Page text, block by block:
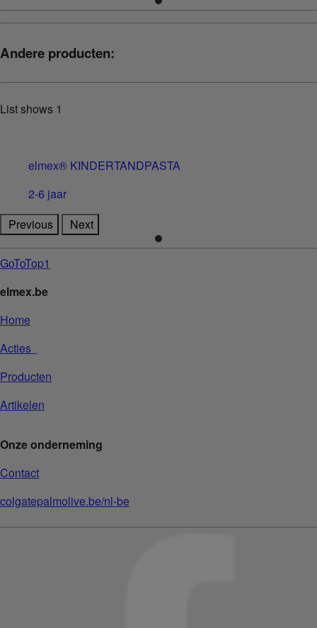
Andere producten:
List shows 1
elmex® KINDERTANDPASTA
2-6 jaar
Previous
Next
GoToTop1
elmex.be
Home
Acties
Producten
Artikelen
Onze onderneming
Contact
colgatepalmolive.be/nl-be